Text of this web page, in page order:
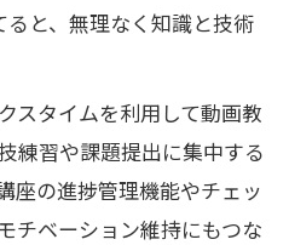
と、無理なく知識と技術
スタイムを利用して動画教
練習や課題提出に集中する
座の進捗管理機能やチェッ
チベーション維持にもつな